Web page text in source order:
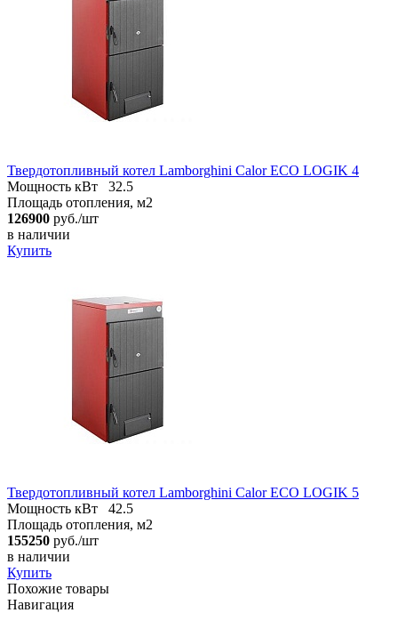
Твердотопливный котел Lamborghini Calor ECO LOGIK 4
Мощность кВт
32.5
Площадь отопления, м2
126900 руб./шт
в наличии
Купить
Твердотопливный котел Lamborghini Calor ECO LOGIK 5
Мощность кВт
42.5
Площадь отопления, м2
155250 руб./шт
в наличии
Купить
Похожие товары
Навигация